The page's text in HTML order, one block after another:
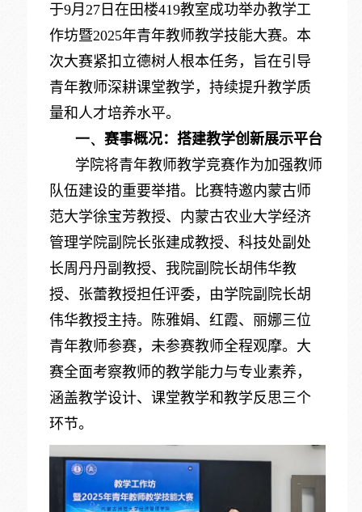
于9月27日在田楼419教室成功举办教学工
作坊暨2025年青年教师教学技能大赛。本
次大赛紧扣立德树人根本任务，旨在引导
青年教师深耕课堂教学，持续提升教学质
量和人才培养水平。
一、赛事概况：搭建教学创新展示平台
学院将青年教师教学竞赛作为加强教师
队伍建设的重要举措。比赛特邀内蒙古师
范大学徐宝芳教授、内蒙古农业大学经济
管理学院副院长张建成教授、科技处副处
长周丹丹副教授、我院副院长胡伟华教
授、张蕾教授担任评委，由学院副院长胡
伟华教授主持。陈雅娟、红霞、丽娜三位
青年教师参赛，未参赛教师全程观摩。大
赛全面考察教师的教学能力与专业素养，
涵盖教学设计、课堂教学和教学反思三个
环节。